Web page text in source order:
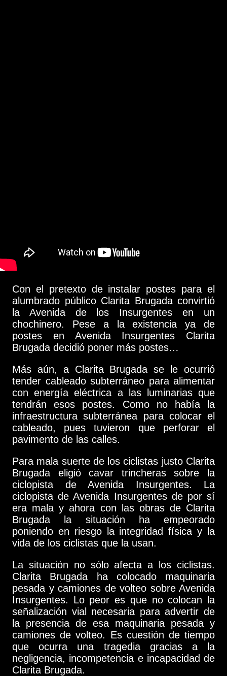
Con el pretexto de instalar postes para el
alumbrado público Clarita Brugada convirtió
la Avenida de los Insurgentes en un
chochinero. Pese a la existencia ya de
postes en Avenida Insurgentes Clarita
Brugada decidió poner más postes…
Más aún, a Clarita Brugada se le ocurrió
tender cableado subterráneo para alimentar
con energía eléctrica a las luminarias que
tendrán esos postes. Como no había la
infraestructura subterránea para colocar el
cableado, pues tuvieron que perforar el
pavimento de las calles.
Para mala suerte de los ciclistas justo Clarita
Brugada eligió cavar trincheras sobre la
ciclopista de Avenida Insurgentes. La
ciclopista de Avenida Insurgentes de por sí
era mala y ahora con las obras de Clarita
Brugada la situación ha empeorado
poniendo en riesgo la integridad física y la
vida de los ciclistas que la usan.
La situación no sólo afecta a los ciclistas.
Clarita Brugada ha colocado maquinaria
pesada y camiones de volteo sobre Avenida
Insurgentes. Lo peor es que no colocan la
señalización vial necesaria para advertir de
la presencia de esa maquinaria pesada y
camiones de volteo. Es cuestión de tiempo
que ocurra una tragedia gracias a la
negligencia, incompetencia e incapacidad de
Clarita Brugada.